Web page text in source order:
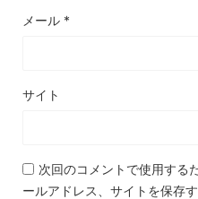
メール *
サイト
次回のコメントで使用する
ールアドレス、サイトを保存す